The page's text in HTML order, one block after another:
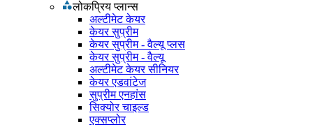
लोकप्रिय प्लान्स
अल्टीमेट केयर
केयर सुप्रीम
केयर सुप्रीम - वैल्यू प्लस
केयर सुप्रीम - वैल्यू
अल्टीमेट केयर सीनियर
केयर एडवांटेज
सुप्रीम एनहांस
सिक्योर चाइल्ड
एक्सप्लोर